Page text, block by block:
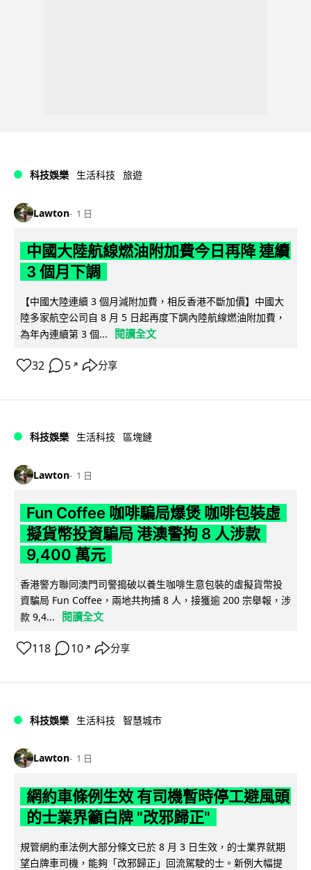
科技娛樂 生活科技 旅遊
Lawton 1 日
中國大陸航線燃油附加費今日再降 連續
3 個月下調
【中國大陸連續 3 個月減附加費，相反香港不斷加價】中國大
陸多家航空公司自 8 月 5 日起再度下調內陸航線燃油附加費，
為年內連續第 3 個...
閱讀全文
32 5 ↗ 分享
科技娛樂 生活科技 區塊鏈
Lawton 1 日
Fun Coffee 咖啡騙局爆煲 咖啡包裝虛
擬貨幣投資騙局 港澳警拘 8 人涉款
9,400 萬元
香港警方聯同澳門司警搗破以養生咖啡生意包裝的虛擬貨幣投
資騙局 Fun Coffee，兩地共拘捕 8 人，接獲逾 200 宗舉報，涉
款 9,4...
閱讀全文
118 10 ↗ 分享
科技娛樂 生活科技 智慧城市
Lawton 1 日
網約車條例生效 有司機暫時停工避風頭
的士業界籲白牌 "改邪歸正"
規管網約車法例大部分條文已於 8 月 3 日生效，的士業界就期
望白牌車司機，能夠「改邪歸正」回流駕駛的士。新例大幅提